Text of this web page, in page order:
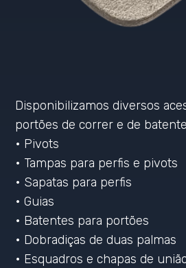
Disponibilizamos diversos
portões de correr e de
• Pivots
• Tampas para perfis e pivots
• Sapatas para perfis
• Guias
• Batentes para portões
• Dobradiças de duas palmas
• Esquadros e chapas de